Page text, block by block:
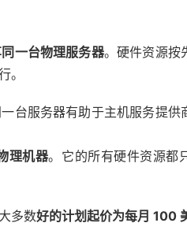
一台物理服务器。硬件资源按
。
台服务器有助于主机服务提供
理机器。它的所有硬件资源都
多数好的计划起价为每月 100